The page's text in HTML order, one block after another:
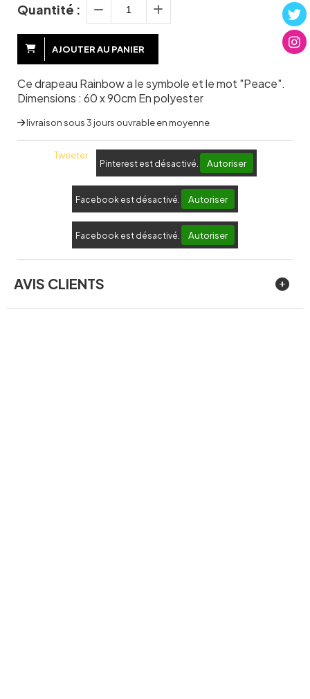
Quantité :
AJOUTER AU PANIER
Ce drapeau Rainbow a le symbole et le mot "Peace".
Dimensions : 60 x 90cm En polyester
livraison sous 3 jours ouvrable en moyenne
Tweeter
Pinterest est désactivé. Autoriser
Facebook est désactivé. Autoriser
Facebook est désactivé. Autoriser
AVIS CLIENTS